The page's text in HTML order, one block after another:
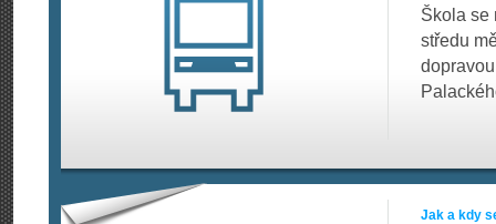
Škola se
středu
Jak a kdy